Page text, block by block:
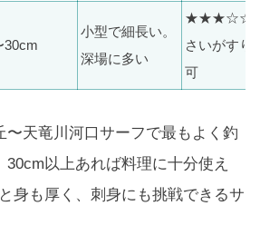
30cm
小型で細長い。
深場に多い
★★★☆☆
さいがすり
可
〜天竜川河口サーフで最もよく釣
30cm以上あれば料理に十分使え
身も厚く、刺身にも挑戦できるサ